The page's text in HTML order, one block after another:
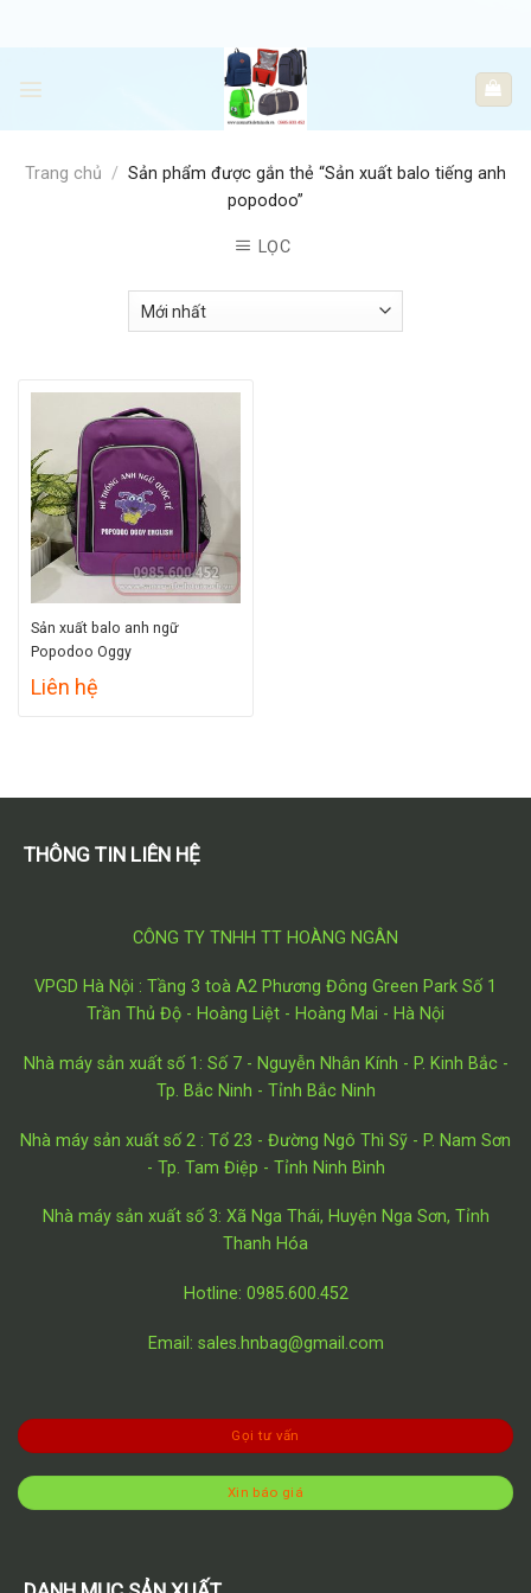
Trang chủ / Sản phẩm được gắn thẻ “Sản xuất balo tiếng anh
popodoo”
LỌC
Sản xuất balo anh ngữ
Popodoo Oggy
Liên hệ
THÔNG TIN LIÊN HỆ
CÔNG TY TNHH TT HOÀNG NGÂN
VPGD Hà Nội : Tầng 3 toà A2 Phương Đông Green Park Số 1
Trần Thủ Độ - Hoàng Liệt - Hoàng Mai - Hà Nội
Nhà máy sản xuất số 1: Số 7 - Nguyễn Nhân Kính - P. Kinh Bắc -
Tp. Bắc Ninh - Tỉnh Bắc Ninh
Nhà máy sản xuất số 2 : Tổ 23 - Đường Ngô Thì Sỹ - P. Nam Sơn
- Tp. Tam Điệp - Tỉnh Ninh Bình
Nhà máy sản xuất số 3: Xã Nga Thái, Huyện Nga Sơn, Tỉnh
Thanh Hóa
Hotline: 0985.600.452
Email: sales.hnbag@gmail.com
Gọi tư vấn
Xin báo giá